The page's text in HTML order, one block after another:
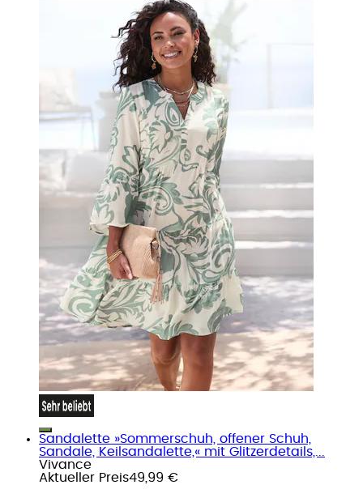
Sandalette »Sommerschuh, offener Schuh,
Sandale, Keilsandalette,« mit Glitzerdetails,...
Vivance
Aktueller Preis49,99 €